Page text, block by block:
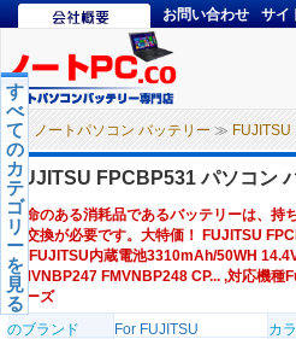
お問い合わせ サイ
ノートパソコン バッテリー ≫ FUJITSU
す
べ
て
の
カ
テ
ゴ
リ
ー
を
見
る
FUJITSU FPCBP531 パソコン
寿命のある消耗品であるバッテリーは、持
ー交換が必要です。大特価！ FUJITSU
ー,FUJITSU内蔵電池3310mAh/50WH
FMVNBP247 FMVNBP248 CP... ,対応機
リーズ
のブランド
For FUJITSU カ